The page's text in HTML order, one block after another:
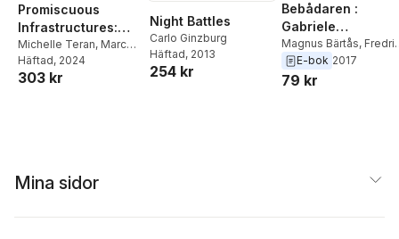
Promiscuous
Infrastructures:
Practicing Care
Michelle Teran, Marc
Herbst
Häftad, 2024
303 kr
Night Battles
Carlo Ginzburg
Häftad, 2013
254 kr
Bebådaren :
Gabriele
D'Annunzio och
fascismens
Magnus Bärtås,
Ekman
E-bok 2017
79 kr
Mina sidor